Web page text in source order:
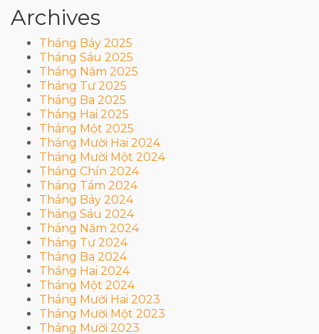
Archives
Tháng Bảy 2025
Tháng Sáu 2025
Tháng Năm 2025
Tháng Tư 2025
Tháng Ba 2025
Tháng Hai 2025
Tháng Một 2025
Tháng Mười Hai 2024
Tháng Mười Một 2024
Tháng Chín 2024
Tháng Tám 2024
Tháng Bảy 2024
Tháng Sáu 2024
Tháng Năm 2024
Tháng Tư 2024
Tháng Ba 2024
Tháng Hai 2024
Tháng Một 2024
Tháng Mười Hai 2023
Tháng Mười Một 2023
Tháng Mười 2023